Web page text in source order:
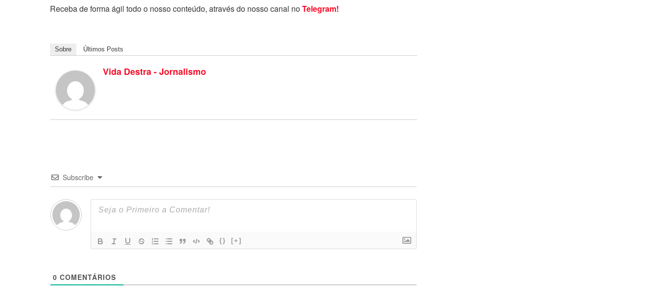
Receba de forma ágil todo o nosso conteúdo, através do nosso canal noTelegram!
Sobre Últimos Posts
Vida Destra - Jornalismo
Subscribe
{} [+]
0 COMENTÁRIOS